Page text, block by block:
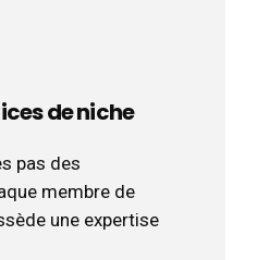
de niche
pas des
membre de
une expertise